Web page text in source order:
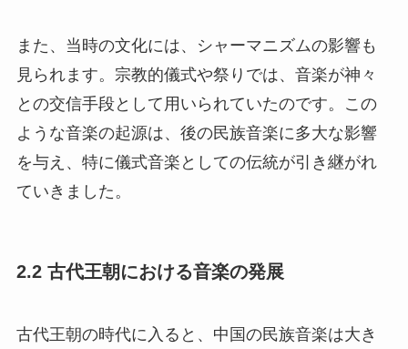
また、当時の文化には、シャーマニズムの影響も
見られます。宗教的儀式や祭りでは、音楽が神々
との交信手段として用いられていたのです。この
ような音楽の起源は、後の民族音楽に多大な影響
を与え、特に儀式音楽としての伝統が引き継がれ
ていきました。
2.2 古代王朝における音楽の発展
古代王朝の時代に入ると、中国の民族音楽は大き